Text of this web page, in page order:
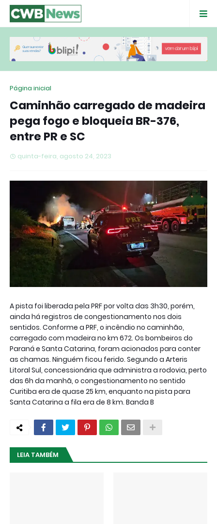
Página inicial
Caminhão carregado de madeira
pega fogo e bloqueia BR-376,
entre PR e SC
quinta-feira, agosto 24, 2023
A pista foi liberada pela PRF por volta das 3h30, porém,
ainda há registros de congestionamento nos dois
sentidos. Conforme a PRF, o incêndio no caminhão,
carregado com madeira no km 672. Os bombeiros do
Paraná e Santa Catarina, foram acionados para conter
as chamas. Ninguém ficou ferido. Segundo a Arteris
Litoral Sul, concessionária que administra a rodovia, perto
das 6h da manhã, o congestionamento no sentido
Curitiba era de quase 25 km, enquanto na pista para
Santa Catarina a fila era de 8 km. Banda B
LEIA TAMBÉM